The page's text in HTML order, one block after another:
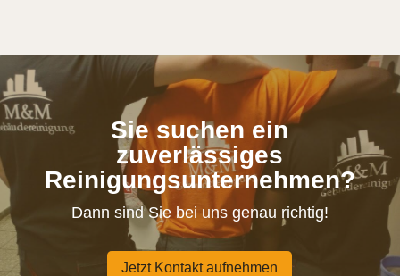
Sie suchen ein
zuverlässiges
Reinigungsunternehmen?
Dann sind Sie bei uns genau richtig!
Jetzt Kontakt aufnehmen